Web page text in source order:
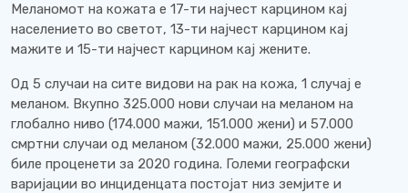
Меланомот на кожата е 17-ти најчест карцином кај
населението во светот, 13-ти најчест карцином кај
мажите и 15-ти најчест карцином кај жените.
Од 5 случаи на сите видови на рак на кожа, 1 случај е
меланом. Вкупно 325.000 нови случаи на меланом на
глобално ниво (174.000 мажи, 151.000 жени) и 57.000
смртни случаи од меланом (32.000 мажи, 25.000 жени)
биле проценети за 2020 година. Големи географски
варијации во инциденцата постојат низ земјите и